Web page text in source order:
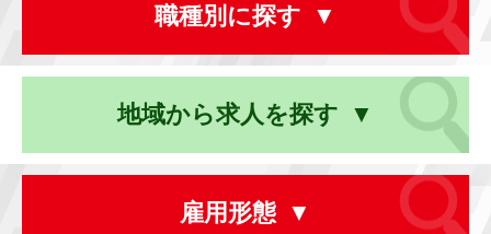
職種別 に探す
地域から求人を探す
雇用形態